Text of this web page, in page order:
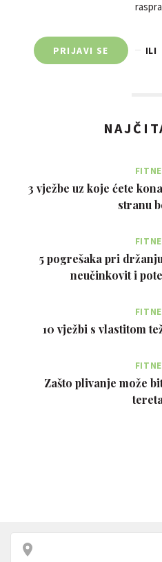
PRIJAVI SE ILI
3 vježbe uz koje ćete
stranu
5 pogrešaka pri
neučinkovit i
10 vježbi s vlastitom
Zašto plivanje može